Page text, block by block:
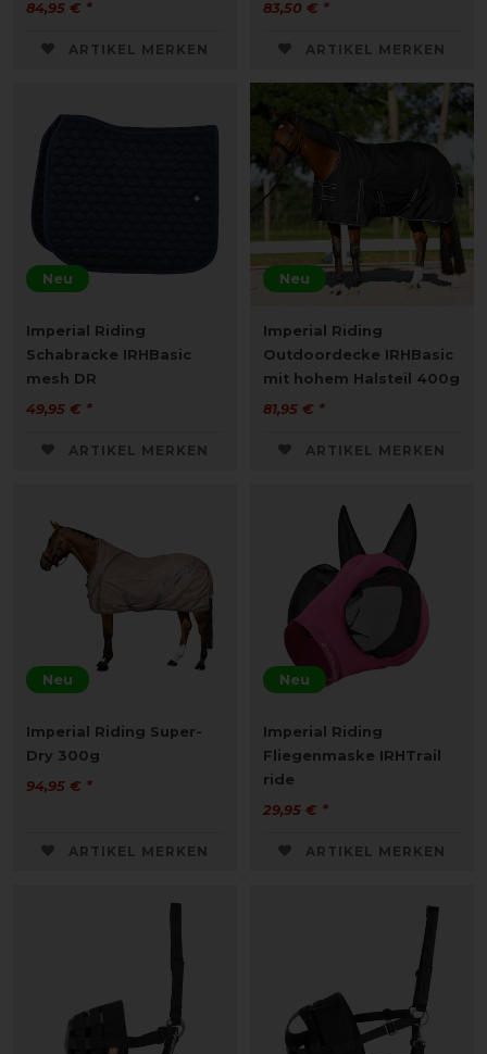
84,95 € *
ARTIKEL MERKEN
83,50 € *
ARTIKEL MERKEN
Neu
Imperial Riding
Schabracke IRHBasic
mesh DR
49,95 € *
ARTIKEL MERKEN
Neu
Imperial Riding
Outdoordecke IRHBasic
mit hohem Halsteil 400g
81,95 € *
ARTIKEL MERKEN
Neu
Imperial Riding Super-
Dry 300g
94,95 € *
ARTIKEL MERKEN
Neu
Imperial Riding
Fliegenmaske IRHTrail
ride
29,95 € *
ARTIKEL MERKEN